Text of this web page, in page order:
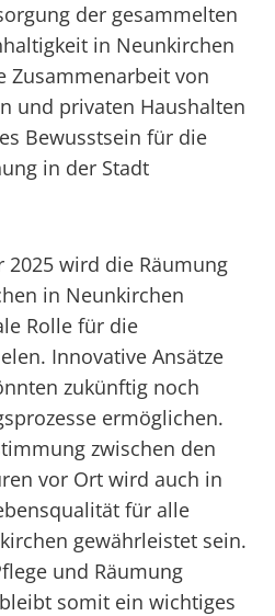
der gesammelten
in Neunkirchen
Zusammenarbeit von
und privaten Haushalten
Bewusstsein für die
in der Stadt
2025 wird die Räumung
in Neunkirchen
Rolle für die
Innovative Ansätze
zukünftig noch
ermöglichen.
zwischen den
vor Ort wird auch in
für alle
gewährleistet sein.
und Räumung
somit ein wichtiges